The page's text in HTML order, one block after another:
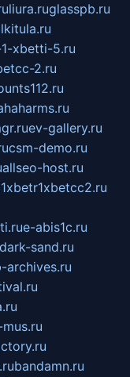
liura.ruglasspb.ru
xbetti-5.ru
2.ru
ev-gallery.ru
csm-demo.ru
allseo-host.ru
e-abis1c.ru
dark-sand.ru
archives.ru
mus.ru
bandamn.ru